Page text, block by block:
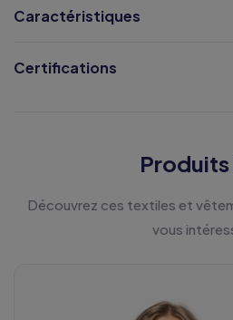
Caractéristiques
Certifications
Produits
Découvrez ces textiles et
vous